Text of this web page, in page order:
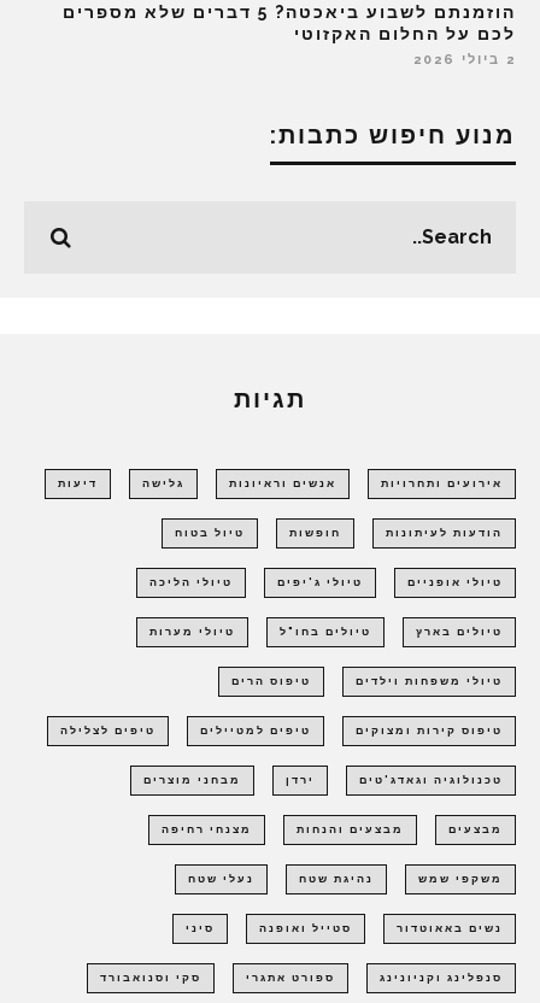
הוזמנתם לשבוע ביאכטה? 5 דברים שלא מספרים
לכם על החלום האקזוטי
2 ביולי 2026
מנוע חיפוש כתבות:
תגיות
אירועים ותחרויות אנשים וראיונות גלישה דיעות
הודעות לעיתונות חופשות טיול בטוח
טיולי אופניים טיולי ג'יפים טיולי הליכה
טיולים בארץ טיולים בחו"ל טיולי מערות
טיולי משפחות וילדים טיפוס הרים
טיפוס קירות ומצוקים טיפים למטיילים טיפים לצלילה
טכנולוגיה וגאדג'טים ירדן מבחני מוצרים
מבצעים מבצעים והנחות מצנחי רחיפה
משקפי שמש נהיגת שטח נעלי שטח
נשים באאוטדור סטייל ואופנה סיני
סנפלינג וקניונינג ספורט אתגרי סקי וסנואבורד